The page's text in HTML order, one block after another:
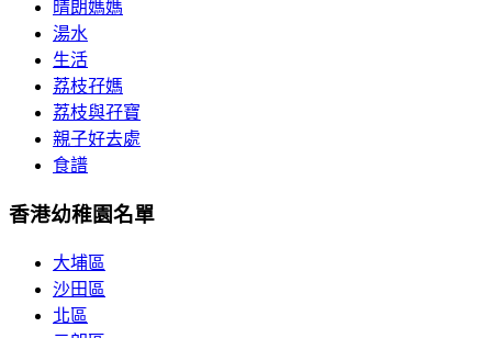
晴朗媽媽
湯水
生活
荔枝孖媽
荔枝與孖寶
親子好去處
食譜
香港幼稚園名單
大埔區
沙田區
北區